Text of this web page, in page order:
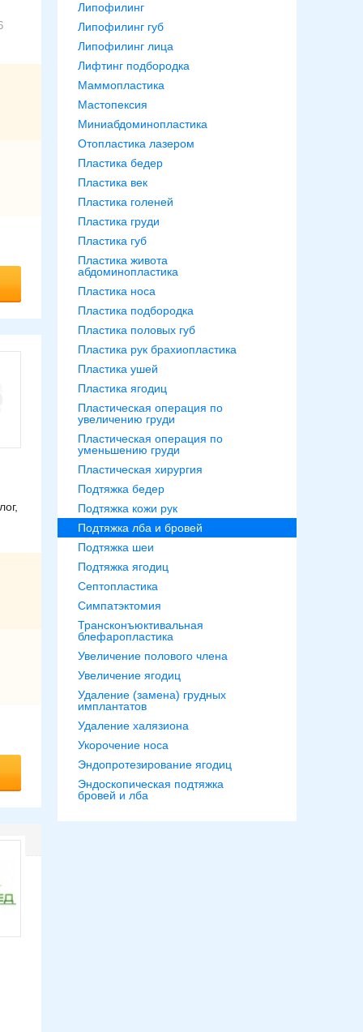
Липофилинг
Липофилинг губ
Липофилинг лица
Лифтинг подбородка
Маммопластика
Мастопексия
Миниабдоминопластика
Отопластика лазером
Пластика бедер
Пластика век
Пластика голеней
Пластика груди
Пластика губ
Пластика живота
абдоминопластика
Пластика носа
Пластика подбородка
Пластика половых губ
Пластика рук брахиопластика
Пластика ушей
Пластика ягодиц
Пластическая операция по
увеличению груди
Пластическая операция по
уменьшению груди
Пластическая хирургия
Подтяжка бедер
Подтяжка кожи рук
Подтяжка лба и бровей
Подтяжка шеи
Подтяжка ягодиц
Септопластика
Симпатэктомия
Трансконъюктивальная
блефаропластика
Увеличение полового члена
Увеличение ягодиц
Удаление (замена) грудных
имплантатов
Удаление халязиона
Укорочение носа
Эндопротезирование ягодиц
Эндоскопическая подтяжка
бровей и лба